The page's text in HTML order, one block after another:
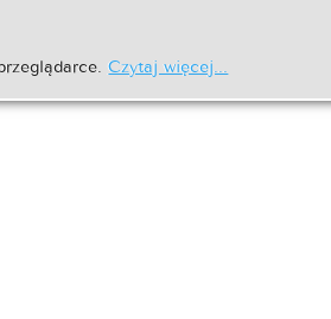
Czytaj więcej...